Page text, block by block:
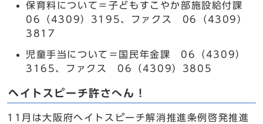
保育料について＝子どもすこやか部施設給付課
06（4309）3195、ファクス 06（4309）
3817
児童手当について＝国民年金課 06（4309）
3165、ファクス 06（4309）3805
ヘイトスピーチ許さへん！
11月は大阪府ヘイトスピーチ解消推進条例啓発推進